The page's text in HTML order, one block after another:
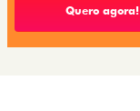
Quero agora!